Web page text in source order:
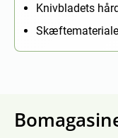
Knivbladets